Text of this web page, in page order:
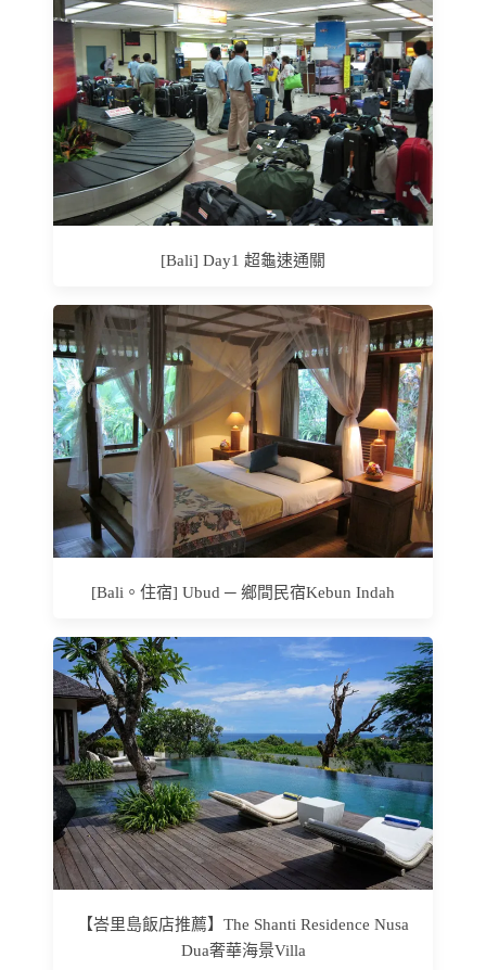
[Bali] Day1 超龜速通關
[Bali。住宿] Ubud ─ 鄉間民宿Kebun Indah
【峇里島飯店推薦】The Shanti Residence Nusa
Dua奢華海景Villa